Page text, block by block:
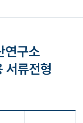
연구소
서류전형